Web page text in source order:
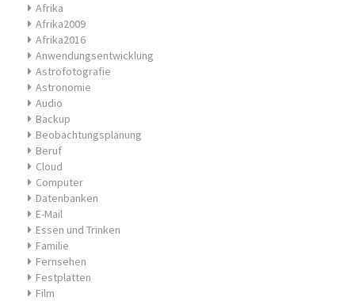
Afrika
Afrika2009
Afrika2016
Anwendungsentwicklung
Astrofotografie
Astronomie
Audio
Backup
Beobachtungsplanung
Beruf
Cloud
Computer
Datenbanken
E-Mail
Essen und Trinken
Familie
Fernsehen
Festplatten
Film